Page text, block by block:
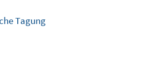
Tagung